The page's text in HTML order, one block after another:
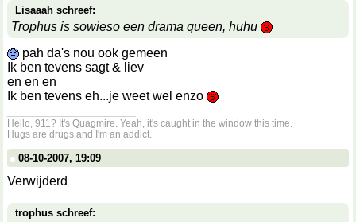
Lisaaah schreef:
Trophus is sowieso een drama queen, huhu
pah da's nou ook gemeen
Ik ben tevens sagt & liev
en en en
Ik ben tevens eh...je weet wel enzo
Hello, 911? It's Quagmire. Yeah, it's caught in the window this time.
Hugs are drugs and I'm an addict.
08-10-2007, 19:09
Verwijderd
trophus schreef: